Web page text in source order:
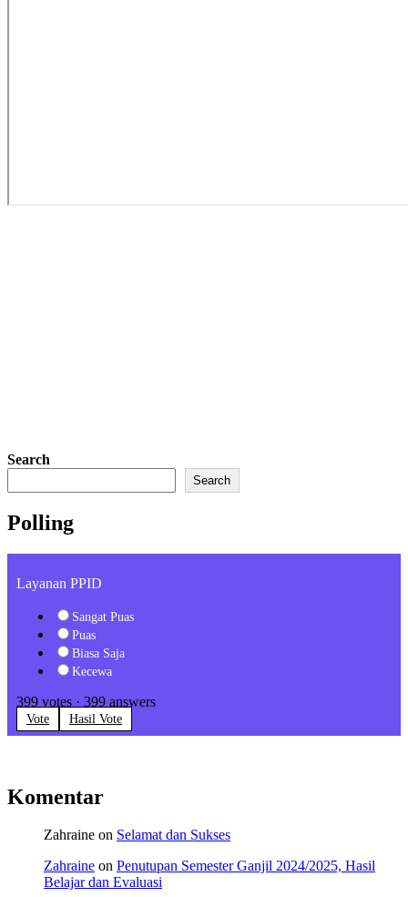
Search
Search
Polling
Layanan PPID
Sangat Puas
Puas
Biasa Saja
Kecewa
399 votes · 399 answers
Vote Hasil Vote
Komentar
Zahraine on Selamat dan Sukses
Zahraine on Penutupan Semester Ganjil 2024/2025, Hasil
Belajar dan Evaluasi